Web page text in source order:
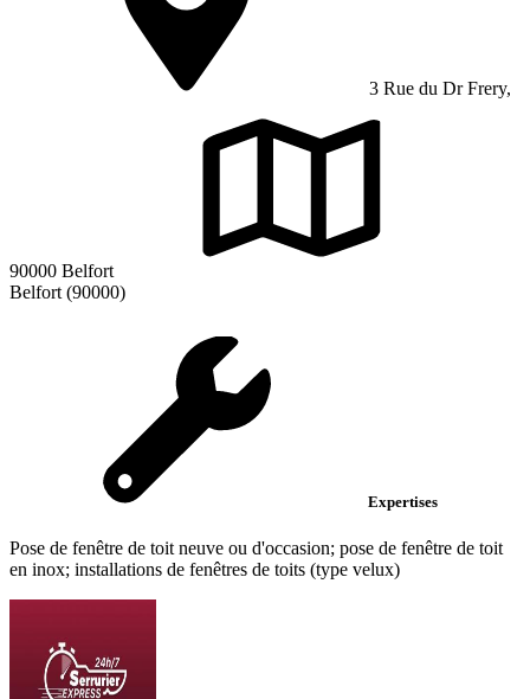
3 Rue du Dr Frery,
90000 Belfort
Belfort (90000)
Expertises
Pose de fenêtre de toit neuve ou d'occasion; pose de fenêtre de toit
en inox; installations de fenêtres de toits (type velux)